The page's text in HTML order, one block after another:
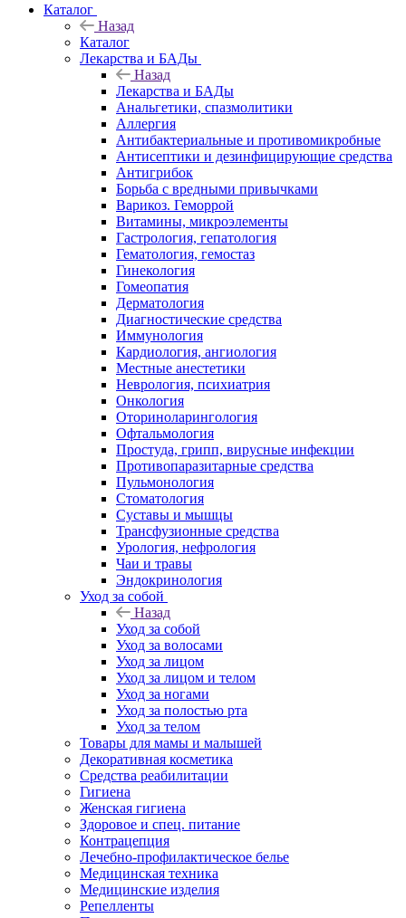
Каталог
Назад
Каталог
Лекарства и БАДы
Назад
Лекарства и БАДы
Анальгетики, спазмолитики
Аллергия
Антибактериальные и противомикробные
Антисептики и дезинфицирующие средства
Антигрибок
Борьба с вредными привычками
Варикоз. Геморрой
Витамины, микроэлементы
Гастрология, гепатология
Гематология, гемостаз
Гинекология
Гомеопатия
Дерматология
Диагностические средства
Иммунология
Кардиология, ангиология
Местные анестетики
Неврология, психиатрия
Онкология
Оториноларингология
Офтальмология
Простуда, грипп, вирусные инфекции
Противопаразитарные средства
Пульмонология
Стоматология
Суставы и мышцы
Трансфузионные средства
Урология, нефрология
Чаи и травы
Эндокринология
Уход за собой
Назад
Уход за собой
Уход за волосами
Уход за лицом
Уход за лицом и телом
Уход за ногами
Уход за полостью рта
Уход за телом
Товары для мамы и малышей
Декоративная косметика
Средства реабилитации
Гигиена
Женская гигиена
Здоровое и спец. питание
Контрацепция
Лечебно-профилактическое белье
Медицинская техника
Медицинские изделия
Репелленты